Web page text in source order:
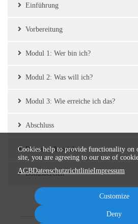
Einführung
Vorbereitung
Modul 1: Wer bin ich?
Modul 2: Was will ich?
Modul 3: Wie erreiche ich das?
Abschluss
Downloadbereich
Bonusbereich
Cookies help to provide functionality on
site, you are agreeing to our use of
AGBDatenschutzrichtlinieImpressum
Customize
Deny